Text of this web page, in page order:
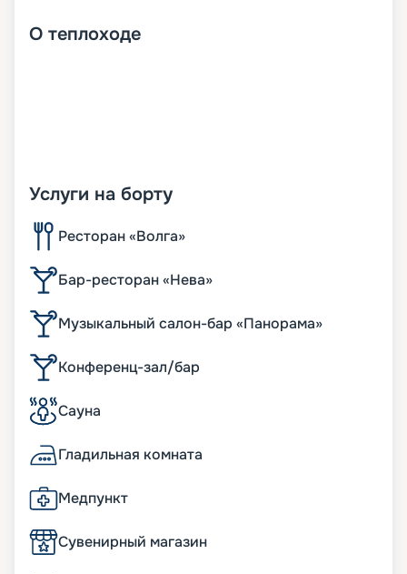
О теплоходе
Услуги на борту
Ресторан «Волга»
Бар-ресторан «Нева»
Музыкальный салон-бар «Панорама»
Конференц-зал/бар
Сауна
Гладильная комната
Медпункт
Сувенирный магазин